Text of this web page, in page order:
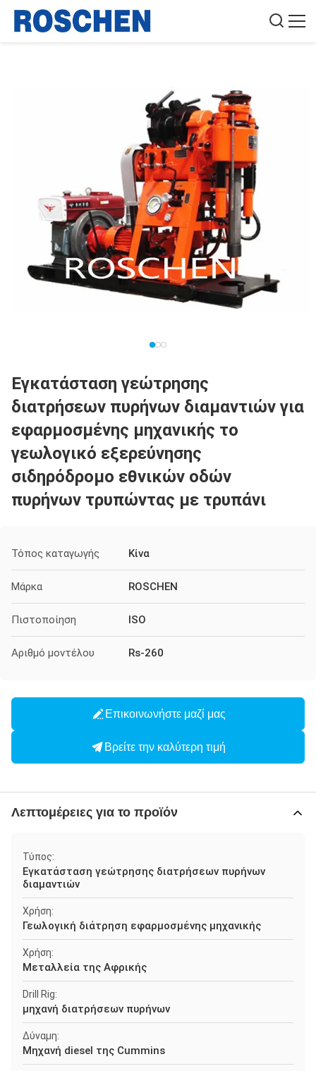
Εγκατάσταση γεώτρησης
διατρήσεων πυρήνων διαμαντιών για
εφαρμοσμένης μηχανικής το
γεωλογικό εξερεύνησης
σιδηρόδρομο εθνικών οδών
πυρήνων τρυπώντας με τρυπάνι
Τόπος καταγωγής Κίνα
Μάρκα ROSCHEN
Πιστοποίηση ISO
Αριθμό μοντέλου Rs-260
Επικοινωνήστε μαζί μας
Βρείτε την καλύτερη τιμή
Λεπτομέρειες για το προϊόν
Τύπος:
Εγκατάσταση γεώτρησης διατρήσεων πυρήνων
διαμαντιών
Χρήση:
Γεωλογική διάτρηση εφαρμοσμένης μηχανικής
Χρήση:
Μεταλλεία της Αφρικής
Drill Rig:
μηχανή διατρήσεων πυρήνων
Δύναμη:
Μηχανή diesel της Cummins